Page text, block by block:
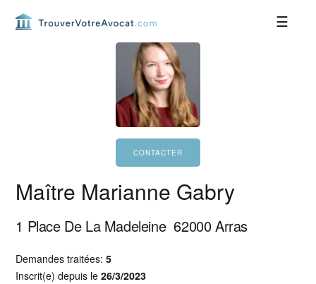
Maître Marianne Gabry
1 Place De La Madeleine 62000 Arras
Demandes traitées:5
Inscrit(e) depuis le26/3/2023